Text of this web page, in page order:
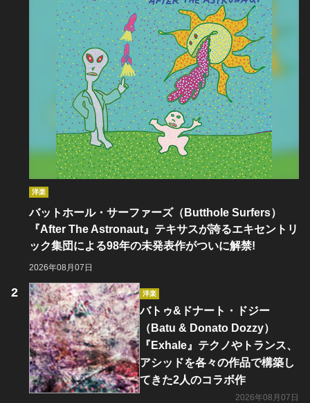
洋楽
バットホール・サーファーズ（Butthole Surfers）
『After The Astronaut』テキサスが誇るエキセントリ
ック集団による98年の未発表作がついに解禁!
2026年08月07日
洋楽
バトゥ&ドナート・ドジー
（Batu & Donato Dozzy）
『Exhale』テクノやトランス、
アシッドを各々の作品で構築し
てきた2人のコラボ作
2026年08月07日